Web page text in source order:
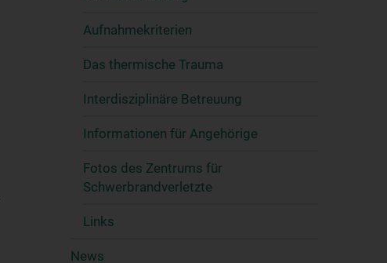
Aufnahmekriterien
Das thermische Trauma
Interdisziplinäre Betreuung
Informationen für Angehörige
Fotos des Zentrums für
Schwerbrandverletzte
Links
News